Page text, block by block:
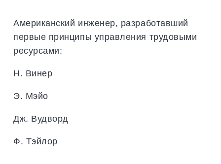
Американский инженер, разработавший
первые принципы управления трудовыми
ресурсами:
Н. Винер
Э. Мэйо
Дж. Вудворд
Ф. Тэйлор